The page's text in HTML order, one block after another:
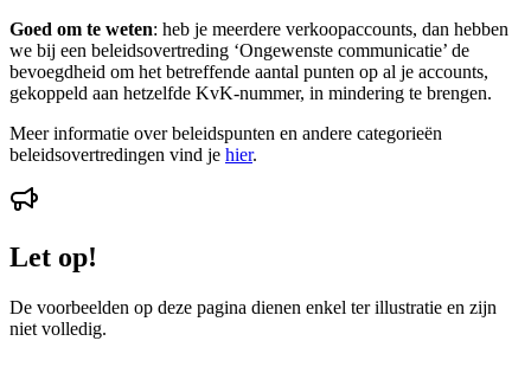
Goed om te weten: heb je meerdere verkoopaccounts, dan hebben
we bij een beleidsovertreding ‘Ongewenste communicatie’ de
bevoegdheid om het betreffende aantal punten op al je accounts,
gekoppeld aan hetzelfde KvK-nummer, in mindering te brengen.
Meer informatie over beleidspunten en andere categorieën
beleidsovertredingen vind je hier.
Let op!
De voorbeelden op deze pagina dienen enkel ter illustratie en zijn
niet volledig.